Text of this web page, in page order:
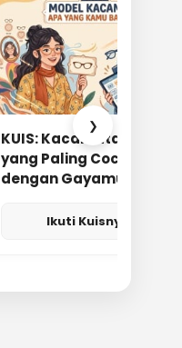
KUIS: Kacamata Apa
yang Paling Cocok
dengan Gayamu?
Ikuti Kuisnya ➔
❯